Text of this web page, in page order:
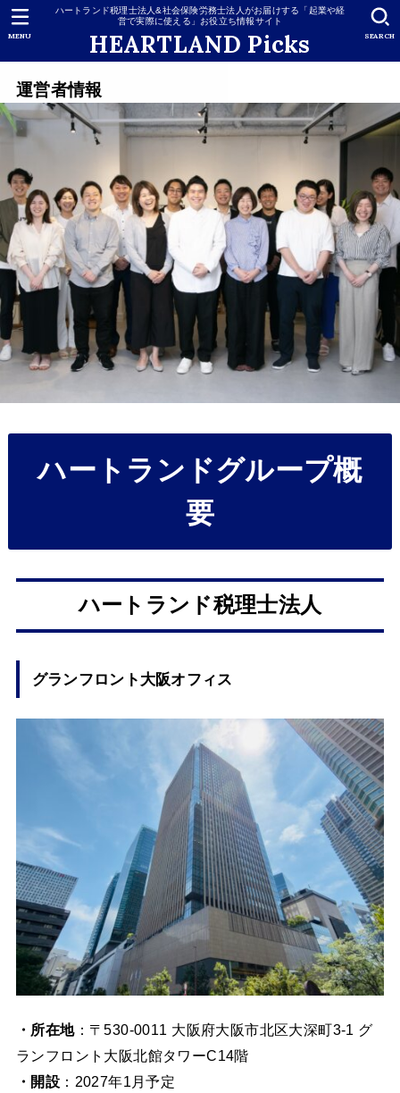
ハートランド税理士法人&社会保険労務士法人がお届けする「起業や経
営で実際に使える」お役立ち情報サイト
HEARTLAND Picks SEARCH
MENU
運営者情報
ハートランドグループ概
要
ハートランド税理士法人
グランフロント大阪オフィス
・所在地：〒530-0011 大阪府大阪市北区大深町3-1 グ
ランフロント大阪北館タワーC14階
・開設 ：2027年1月予定